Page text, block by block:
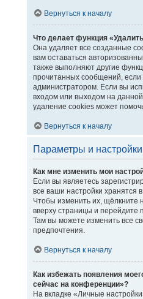
Вернуться к началу
Что делает функция
Она удаляет все созданные
вам оставаться
также выполняют другие
прочитанных сообщений, если
администратором. Если вы
входом или выходом на
удаление cookies может
Вернуться к началу
Параметры и
Как мне изменить мои
Если вы являетесь
все ваши настройки хранятся
Чтобы изменить их, щёлкните
вверху страницы и перейдите
Там вы можете изменить все
предпочтения.
Вернуться к началу
Как избежать появления
сейчас на конференции»?
На вкладке «Личные